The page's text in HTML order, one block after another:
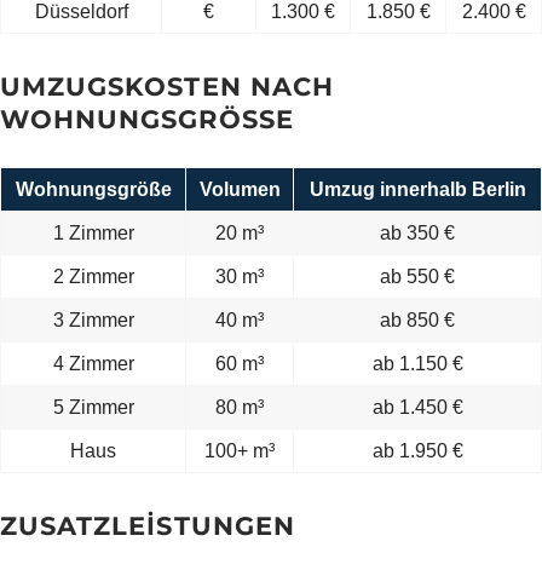
Düsseldorf
€
1.300 €
1.850 €
2.400 €
UMZUGSKOSTEN NACH
WOHNUNGSGRÖSSE
Wohnungsgröße Volumen Umzug innerhalb Berlin
1 Zimmer 20 m³ ab 350 €
2 Zimmer 30 m³ ab 550 €
3 Zimmer 40 m³ ab 850 €
4 Zimmer 60 m³ ab 1.150 €
5 Zimmer 80 m³ ab 1.450 €
Haus 100+ m³ ab 1.950 €
ZUSATZLEISTUNGEN